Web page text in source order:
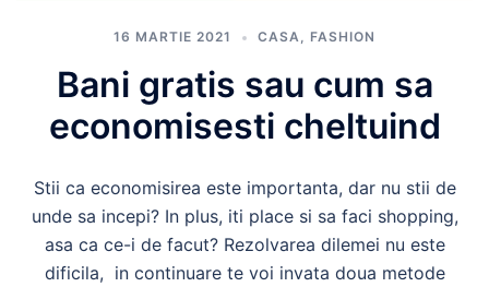
16 MARTIE 2021 CASA, FASHION
Bani gratis sau cum sa
economisesti cheltuind
Stii ca economisirea este importanta, dar nu stii de
unde sa incepi? In plus, iti place si sa faci shopping,
asa ca ce-i de facut? Rezolvarea dilemei nu este
dificila, in continuare te voi invata doua metode